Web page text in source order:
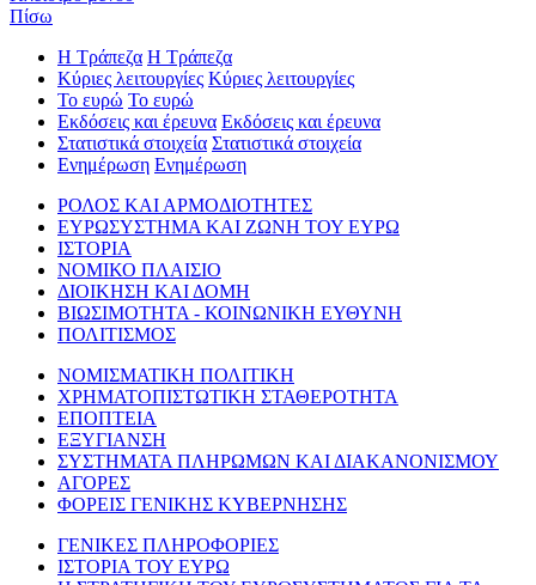
Πίσω
Η Τράπεζα Η Τράπεζα
Κύριες λειτουργίες Κύριες λειτουργίες
Το ευρώ Το ευρώ
Εκδόσεις και έρευνα Εκδόσεις και έρευνα
Στατιστικά στοιχεία Στατιστικά στοιχεία
Ενημέρωση Ενημέρωση
ΡΟΛΟΣ ΚΑΙ ΑΡΜΟΔΙΟΤΗΤΕΣ
ΕΥΡΩΣΥΣΤΗΜΑ ΚΑΙ ΖΩΝΗ ΤΟΥ ΕΥΡΩ
ΙΣΤΟΡΙΑ
ΝΟΜΙΚΟ ΠΛΑΙΣΙΟ
ΔΙΟΙΚΗΣΗ ΚΑΙ ΔΟΜΗ
ΒΙΩΣΙΜΟΤΗΤΑ - ΚΟΙΝΩΝΙΚΗ ΕΥΘΥΝΗ
ΠΟΛΙΤΙΣΜΟΣ
ΝΟΜΙΣΜΑΤΙΚΗ ΠΟΛΙΤΙΚΗ
ΧΡΗΜΑΤΟΠΙΣΤΩΤΙΚΗ ΣΤΑΘΕΡΟΤΗΤΑ
ΕΠΟΠΤΕΙΑ
ΕΞΥΓΙΑΝΣΗ
ΣΥΣΤΗΜΑΤΑ ΠΛΗΡΩΜΩΝ ΚΑΙ ΔΙΑΚΑΝΟΝΙΣΜΟΥ
ΑΓΟΡΕΣ
ΦΟΡΕΙΣ ΓΕΝΙΚΗΣ ΚΥΒΕΡΝΗΣΗΣ
ΓΕΝΙΚΕΣ ΠΛΗΡΟΦΟΡΙΕΣ
ΙΣΤΟΡΙΑ ΤΟΥ ΕΥΡΩ